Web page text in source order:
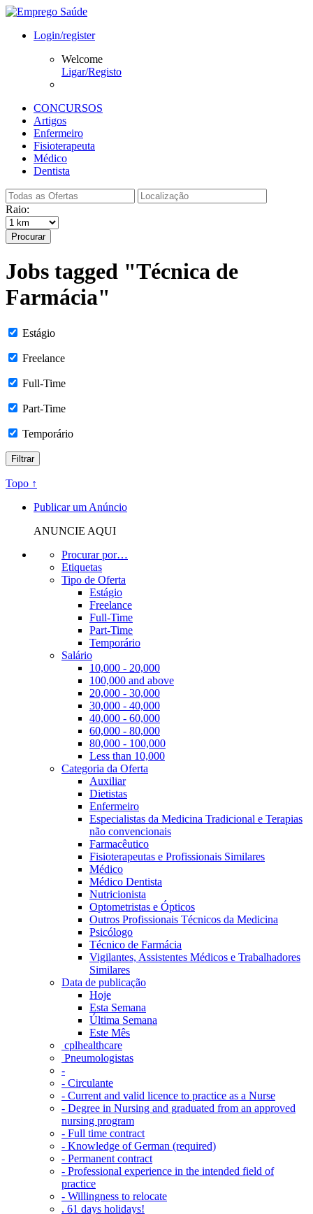
Login/register
Welcome
Ligar/Registo
CONCURSOS
Artigos
Enfermeiro
Fisioterapeuta
Médico
Dentista
Raio:
Procurar
Jobs tagged "Técnica de
Farmácia"
Estágio
Freelance
Full-Time
Part-Time
Temporário
Topo ↑
Publicar um Anúncio
ANUNCIE AQUI
Procurar por…
Etiquetas
Tipo de Oferta
Estágio
Freelance
Full-Time
Part-Time
Temporário
Salário
10,000 - 20,000
100,000 and above
20,000 - 30,000
30,000 - 40,000
40,000 - 60,000
60,000 - 80,000
80,000 - 100,000
Less than 10,000
Categoria da Oferta
Auxiliar
Dietistas
Enfermeiro
Especialistas da Medicina Tradicional e Terapias
não convencionais
Farmacêutico
Fisioterapeutas e Profissionais Similares
Médico
Médico Dentista
Nutricionista
Optometristas e Ópticos
Outros Profissionais Técnicos da Medicina
Psicólogo
Técnico de Farmácia
Vigilantes, Assistentes Médicos e Trabalhadores
Similares
Data de publicação
Hoje
Esta Semana
Última Semana
Este Mês
‎ cplhealthcare‬
Pneumologistas
-
- Circulante
- Current and valid licence to practice as a Nurse
- Degree in Nursing and graduated from an approved
nursing program
- Full time contract
- Knowledge of German (required)
- Permanent contract
- Professional experience in the intended field of
practice
- Willingness to relocate
. 61 days holidays!